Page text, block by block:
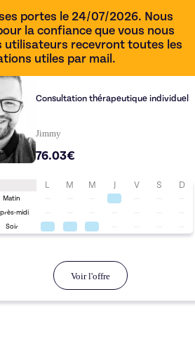
portes le 24/07/2026. Nous
la confiance que vous nous
utilisateurs recevront toutes les
utiles par mail.
Consultation thérapeutique individuel
Jimmy
76.03€
L M M J V S D
Matin
midi
Soir
Voir l'offre